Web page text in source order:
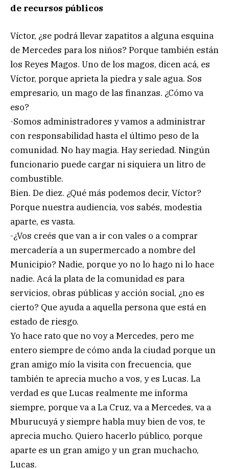
de recursos públicos
Víctor, ¿se podrá llevar zapatitos a alguna esquina
de Mercedes para los niños? Porque también están
los Reyes Magos. Uno de los magos, dicen acá, es
Víctor, porque aprieta la piedra y sale agua. Sos
empresario, un mago de las finanzas. ¿Cómo va
eso?
-Somos administradores y vamos a administrar
con responsabilidad hasta el último peso de la
comunidad. No hay magia. Hay seriedad. Ningún
funcionario puede cargar ni siquiera un litro de
combustible.
Bien. De diez. ¿Qué más podemos decir, Víctor?
Porque nuestra audiencia, vos sabés, modestia
aparte, es vasta.
-¿Vos creés que van a ir con vales o a comprar
mercadería a un supermercado a nombre del
Municipio? Nadie, porque yo no lo hago ni lo hace
nadie. Acá la plata de la comunidad es para
servicios, obras públicas y acción social, ¿no es
cierto? Que ayuda a aquella persona que está en
estado de riesgo.
Yo hace rato que no voy a Mercedes, pero me
entero siempre de cómo anda la ciudad porque un
gran amigo mío la visita con frecuencia, que
también te aprecia mucho a vos, y es Lucas. La
verdad es que Lucas realmente me informa
siempre, porque va a La Cruz, va a Mercedes, va a
Mburucuyá y siempre habla muy bien de vos, te
aprecia mucho. Quiero hacerlo público, porque
aparte es un gran amigo y un gran muchacho,
Lucas.